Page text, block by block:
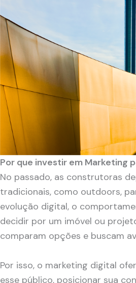
Por que investir em Marketing
No passado, as construtoras
tradicionais, como outdoors,
evolução digital, o
decidir por um imóvel ou
comparam opções e buscam
Por isso, o marketing digital
esse público, posicionar sua